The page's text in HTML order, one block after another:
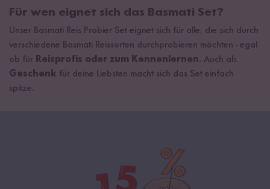
Für wen eignet sich das Basmati Set?
Unser Basmati Reis Probier Set eignet sich für alle, die sich durch
verschiedene Basmati Reissorten durchprobieren möchten - egal
ob für Reisprofis oder zum Kennenlernen. Auch als
Geschenk für deine Liebsten macht sich das Set einfach
spitze.